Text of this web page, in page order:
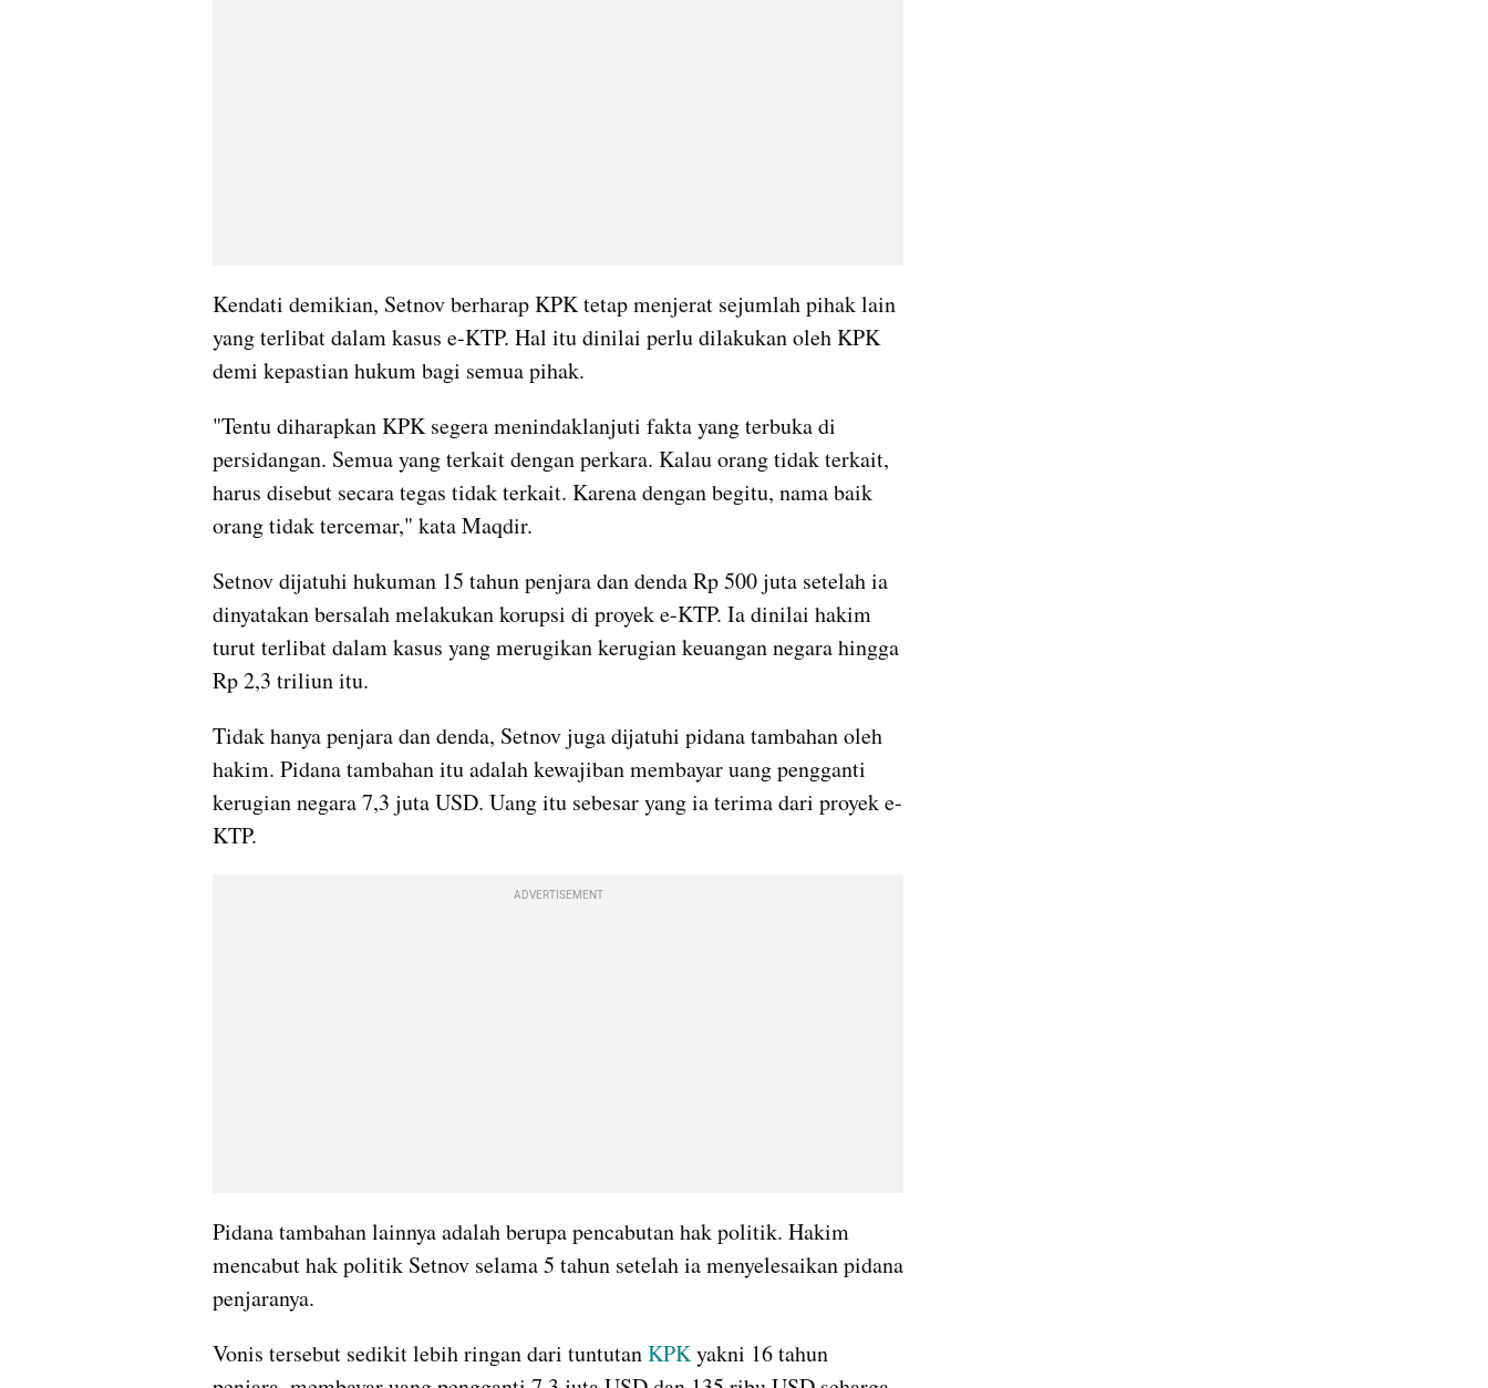
Kendati demikian, Setnov berharap KPK tetap menjerat sejumlah pihak lain
yang terlibat dalam kasus e-KTP. Hal itu dinilai perlu dilakukan oleh KPK
demi kepastian hukum bagi semua pihak.
"Tentu diharapkan KPK segera menindaklanjuti fakta yang terbuka di
persidangan. Semua yang terkait dengan perkara. Kalau orang tidak terkait,
harus disebut secara tegas tidak terkait. Karena dengan begitu, nama baik
orang tidak tercemar," kata Maqdir.
Setnov dijatuhi hukuman 15 tahun penjara dan denda Rp 500 juta setelah ia
dinyatakan bersalah melakukan korupsi di proyek e-KTP. Ia dinilai hakim
turut terlibat dalam kasus yang merugikan kerugian keuangan negara hingga
Rp 2,3 triliun itu.
Tidak hanya penjara dan denda, Setnov juga dijatuhi pidana tambahan oleh
hakim. Pidana tambahan itu adalah kewajiban membayar uang pengganti
kerugian negara 7,3 juta USD. Uang itu sebesar yang ia terima dari proyek e-
KTP.
ADVERTISEMENT
Pidana tambahan lainnya adalah berupa pencabutan hak politik. Hakim
mencabut hak politik Setnov selama 5 tahun setelah ia menyelesaikan pidana
penjaranya.
Vonis tersebut sedikit lebih ringan dari tuntutan KPK yakni 16 tahun